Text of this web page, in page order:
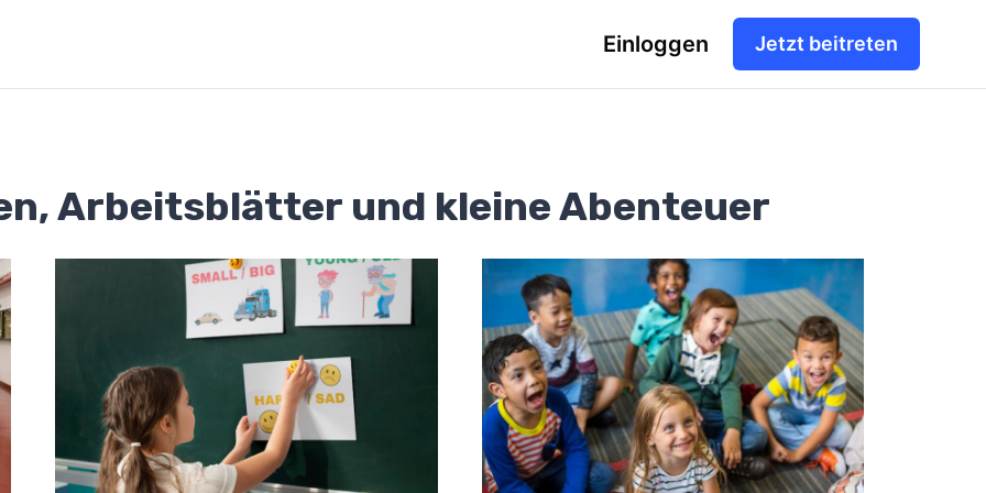
Einloggen Jetzt beitreten
Arbeitsblätter und kleine Abenteuer